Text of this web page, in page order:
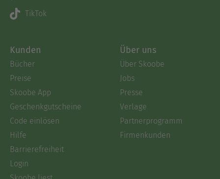
TikTok
Kunden
Bücher
Preise
Skoobe App
Geschenkgutscheine
Code einlösen
Hilfe
Barrierefreiheit
Login
Über uns
Über Skoobe
Jobs
Presse
Verlage
Partnerprogramm
Firmenkunden